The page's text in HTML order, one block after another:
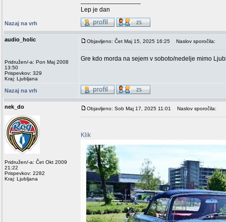
Lep je dan
Nazaj na vrh
audio_holic
Pridružen/-a: Pon Maj 2008
13:50
Prispevkov: 329
Kraj: Ljubljana
Objavljeno: Čet Maj 15, 2025 16:25 Naslov sporočila:
Gre kdo morda na sejem v soboto/nedelje mimo
Nazaj na vrh
nek_do
Pridružen/-a: Čet Okt 2009
21:22
Prispevkov: 2282
Kraj: Ljubljana
Objavljeno: Sob Maj 17, 2025 11:01 Naslov sporočila:
Klik